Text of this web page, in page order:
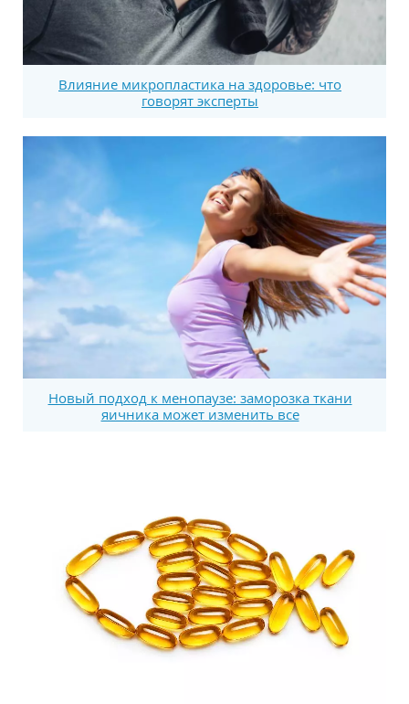
Влияние микропластика на здоровье: что
говорят эксперты
Новый подход к менопаузе: заморозка ткани
яичника может изменить все